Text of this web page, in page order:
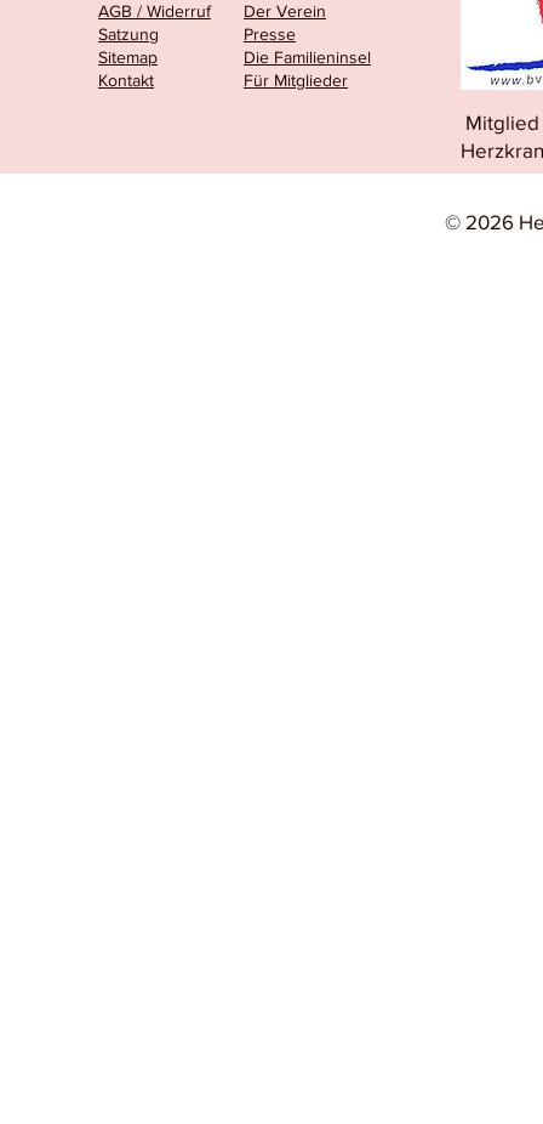
AGB / Widerruf
Satzung
Sitemap
Kontakt
Der Verein
Presse
Die Familieninsel
Für Mitglieder
© 2026